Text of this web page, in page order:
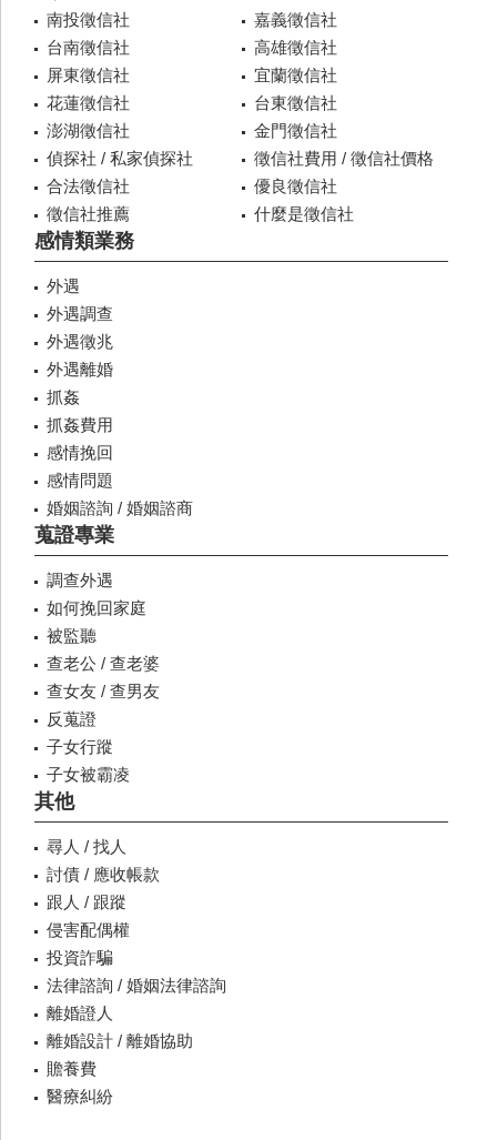
南投徵信社
嘉義徵信社
台南徵信社
高雄徵信社
屏東徵信社
宜蘭徵信社
花蓮徵信社
台東徵信社
澎湖徵信社
金門徵信社
偵探社 / 私家偵探社
徵信社費用 / 徵信社價格
合法徵信社
優良徵信社
徵信社推薦
什麼是徵信社
感情類業務
外遇
外遇調查
外遇徵兆
外遇離婚
抓姦
抓姦費用
感情挽回
感情問題
婚姻諮詢 / 婚姻諮商
蒐證專業
調查外遇
如何挽回家庭
被監聽
查老公 / 查老婆
查女友 / 查男友
反蒐證
子女行蹤
子女被霸凌
其他
尋人 / 找人
討債 / 應收帳款
跟人 / 跟蹤
侵害配偶權
投資詐騙
法律諮詢 / 婚姻法律諮詢
離婚證人
離婚設計 / 離婚協助
贍養費
醫療糾紛